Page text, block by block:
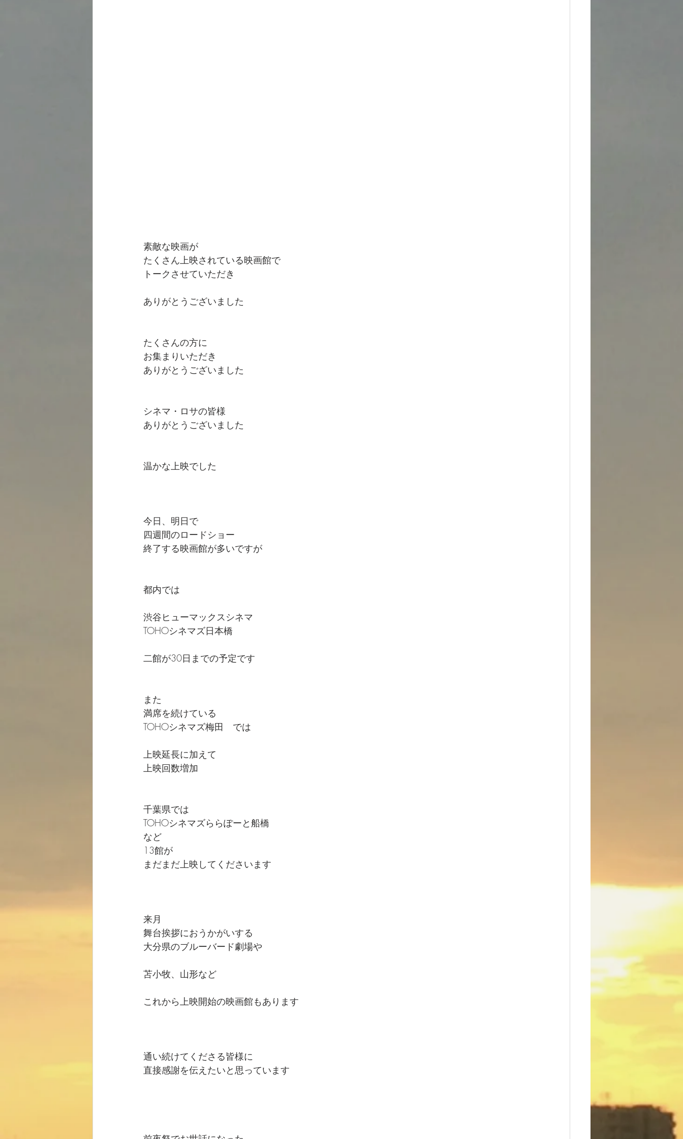
素敵な映画が
たくさん上映されている映画館で
トークさせていただき
ありがとうございました
たくさんの方に
お集まりいただき
ありがとうございました
シネマ・ロサの皆様
ありがとうございました
温かな上映でした
今日、明日で
四週間のロードショー
終了する映画館が多いですが
都内では
渋谷ヒューマックスシネマ
TOHOシネマズ日本橋
二館が30日までの予定です
また
満席を続けている
TOHOシネマズ梅田　では
上映延長に加えて
上映回数増加
千葉県では
TOHOシネマズららぽーと船橋
など
13館が
まだまだ上映してくださいます
来月
舞台挨拶におうかがいする
大分県のブルーバード劇場や
苫小牧、山形など
これから上映開始の映画館もあります
通い続けてくださる皆様に
直接感謝を伝えたいと思っています